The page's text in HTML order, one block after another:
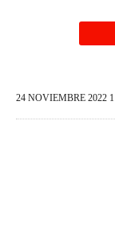
24 NOVIEMBRE 2022